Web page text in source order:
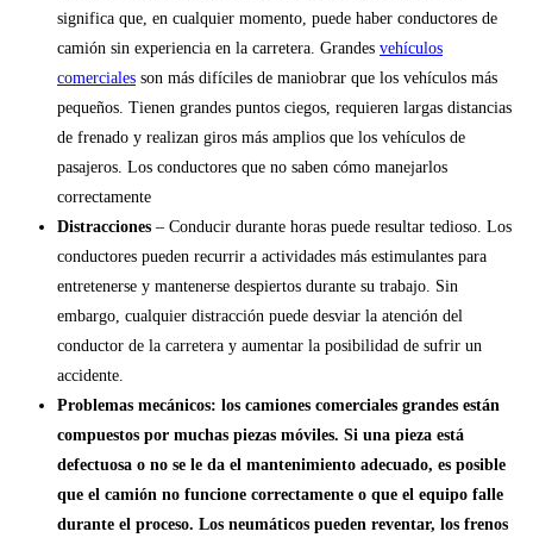
significa que, en cualquier momento, puede haber conductores de
camión sin experiencia en la carretera. Grandes vehículos
comerciales son más difíciles de maniobrar que los vehículos más
pequeños. Tienen grandes puntos ciegos, requieren largas distancias
de frenado y realizan giros más amplios que los vehículos de
pasajeros. Los conductores que no saben cómo manejarlos
correctamente
Distracciones – Conducir durante horas puede resultar tedioso. Los
conductores pueden recurrir a actividades más estimulantes para
entretenerse y mantenerse despiertos durante su trabajo. Sin
embargo, cualquier distracción puede desviar la atención del
conductor de la carretera y aumentar la posibilidad de sufrir un
accidente.
Problemas mecánicos: los camiones comerciales grandes están
compuestos por muchas piezas móviles. Si una pieza está
defectuosa o no se le da el mantenimiento adecuado, es posible
que el camión no funcione correctamente o que el equipo falle
durante el proceso. Los neumáticos pueden reventar, los frenos